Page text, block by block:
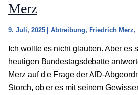
Merz
9. Juli, 2025 | Abtreibung, Friedrich Merz,
Ich wollte es nicht glauben. Aber es
heutigen Bundestagsdebatte
Merz auf die Frage der AfD-
Storch, ob er es mit seinem